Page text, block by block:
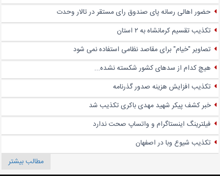
حضور اهالی رسانه پای صندوق‌ رای مستقر در تالار وحدت
تکذیب تقسیم کرمانشاه به ۲ استان
تصاویر "خیام" برای مقاصد نظامی استفاده نمی شود
هیچ کدام از سدهای کشور شکسته نشده...
تکذیب افزایش هزینه صدور گذرنامه
خبر کشف پیکر شهید مهدی باکری تکذیب شد
فیلترینگ اینستاگرام و واتساپ صحت ندارد
تکذیب شیوع وبا در اصفهان
مطالب بیشتر